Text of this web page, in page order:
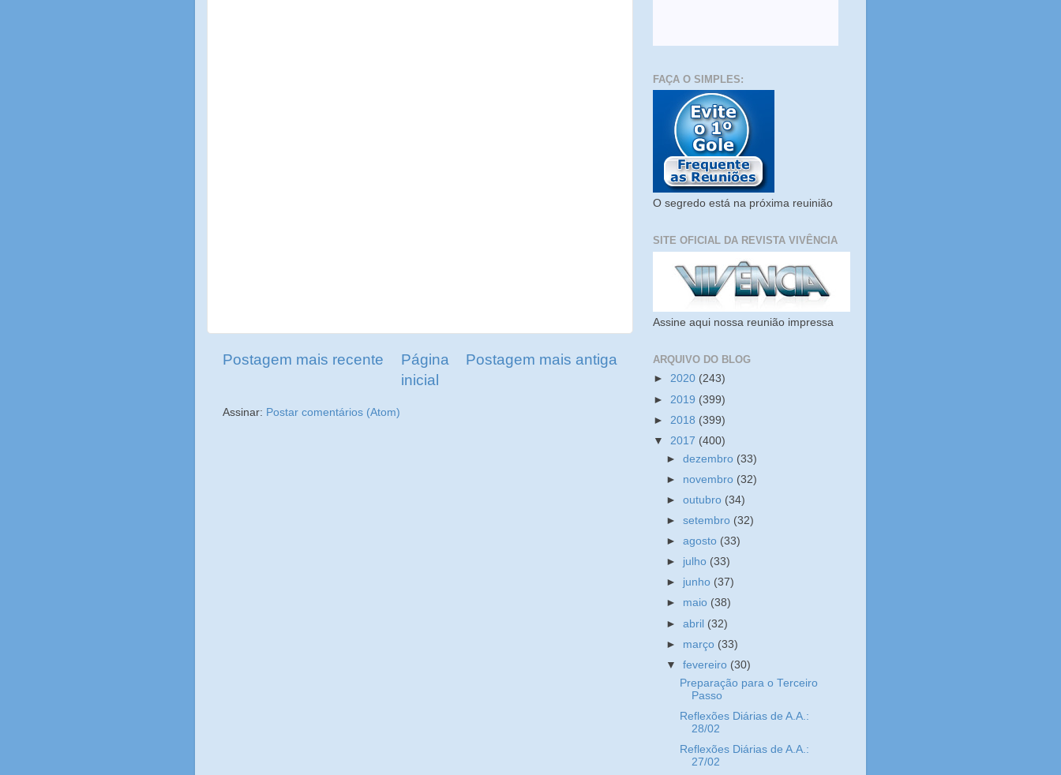
Postagem mais recente Postagem mais antiga
Página
inicial
Assinar: Postar comentários (Atom)
FAÇA O SIMPLES:
O segredo está na próxima reuinião
SITE OFICIAL DA REVISTA VIVÊNCIA
Assine aqui nossa reunião impressa
ARQUIVO DO BLOG
► 2020 (243)
► 2019 (399)
► 2018 (399)
▼ 2017 (400)
►dezembro (33)
► novembro (32)
►outubro (34)
►setembro (32)
►agosto (33)
► julho (33)
► junho (37)
► maio (38)
►abril (32)
► março (33)
▼fevereiro (30)
Preparação para o Terceiro
Passo
Reflexões Diárias de A.A.:
28/02
Reflexões Diárias de A.A.:
27/02